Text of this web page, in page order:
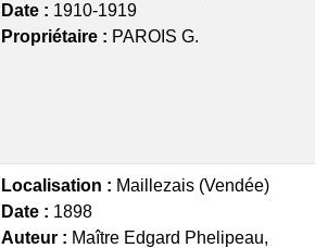
Date : 1910-1919
Propriétaire : PAROIS G.
Localisation : Maillezais (Vendée)
Date : 1898
Auteur : Maître Edgard Phelipeau,